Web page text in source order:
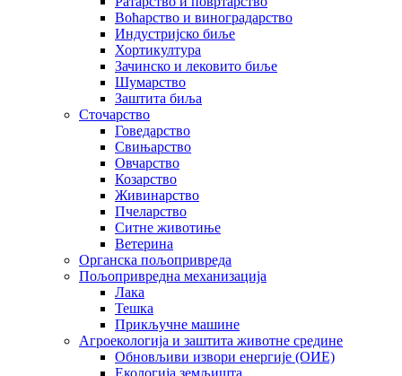
Воћарство и виноградарство
Индустријско биље
Хортикултура
Зачинско и лековито биље
Шумарство
Заштита биља
Сточарство
Говедарство
Свињарство
Овчарство
Козарство
Живинарство
Пчеларство
Ситне животиње
Ветерина
Органска пољопривреда
Пољопривредна механизација
Лака
Тешка
Прикључне машине
Агроекологија и заштита животне средине
Обновљиви извори енергије (ОИЕ)
Екологија земљишта